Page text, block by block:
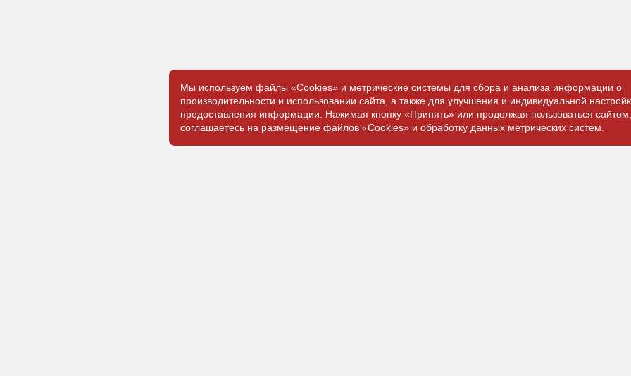
Мы используем файлы «Cookies» и метрические системы для сбора и анализа информации о
производительности и использовании сайта, а также для улучшения и индивидуальной
предоставления информации. Нажимая кнопку «Принять» или продолжая пользоваться
соглашаетесь на размещение файлов «Cookies» и обработку данных метрических систем